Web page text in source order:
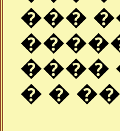
���
����
� �